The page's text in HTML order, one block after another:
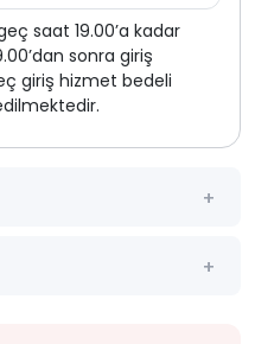
saat 19.00’a kadar
sonra giriş
giriş hizmet bedeli